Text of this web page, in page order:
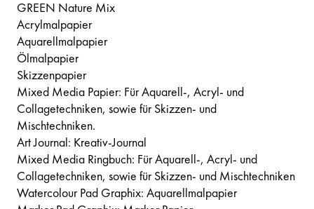
GREEN Nature Mix
Acrylmalpapier
Aquarellmalpapier
Ölmalpapier
Skizzenpapier
Mixed Media Papier: Für Aquarell-, Acryl- und
Collagetechniken, sowie für Skizzen- und
Mischtechniken.
Art Journal: Kreativ-Journal
Mixed Media Ringbuch: Für Aquarell-, Acryl- und
Collagetechniken, sowie für Skizzen- und Mischtechniken
Watercolour Pad Graphix: Aquarellmalpapier